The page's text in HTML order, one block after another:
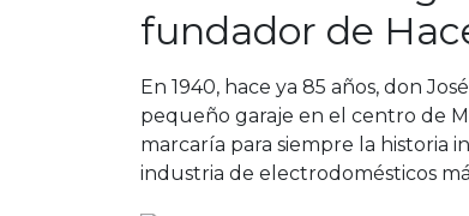
fundador de
En 1940, hace ya 85 años, don
pequeño garaje en el centro de
marcaría para siempre la historia
industria de electrodomésticos